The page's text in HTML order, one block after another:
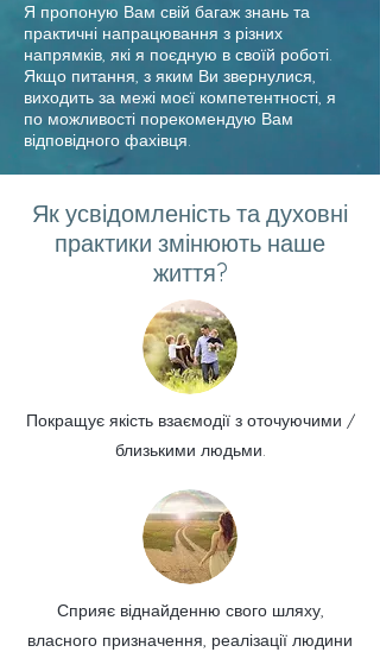
Я пропоную Вам свій багаж знань та
практичні напрацювання з різних
напрямків, які я поєдную в своїй роботі.
Якщо питання, з яким Ви звернулися,
виходить за межі моєї компетентності, я
по можливості порекомендую Вам
відповідного фахівця.
Як усвідомленість та духовні
практики змінюють наше
життя?
Покращує якість взаємодії з оточуючими /
близькими людьми.
Сприяє віднайденню свого шляху,
власного призначення, реалізації людини